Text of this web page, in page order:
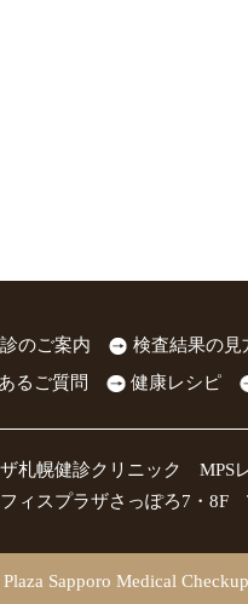
のご案内 検査結果の見
るご質問 健康レシピ
札幌健診クリニック MPS
ィスプラザさっぽろ7・8F
Sapporo Medical Checkup